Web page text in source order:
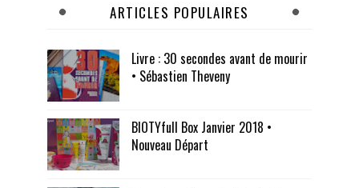
ARTICLES POPULAIRES
Livre : 30 secondes avant de mourir
• Sébastien Theveny
BIOTYfull Box Janvier 2018 •
Nouveau Départ